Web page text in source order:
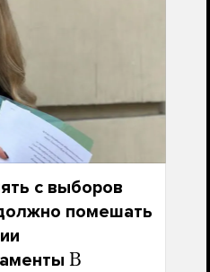
с выборов
помешать
В